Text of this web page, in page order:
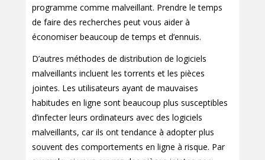
programme comme malveillant. Prendre le temps
de faire des recherches peut vous aider à
économiser beaucoup de temps et d’ennuis.
D’autres méthodes de distribution de logiciels
malveillants incluent les torrents et les pièces
jointes. Les utilisateurs ayant de mauvaises
habitudes en ligne sont beaucoup plus susceptibles
d’infecter leurs ordinateurs avec des logiciels
malveillants, car ils ont tendance à adopter plus
souvent des comportements en ligne à risque. Par